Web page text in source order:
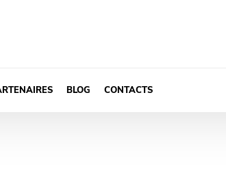
BLOG CONTACTS